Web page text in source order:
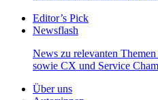
Editor’s Pick
Newsflash
News zu relevanten
sowie CX und Service
Über uns